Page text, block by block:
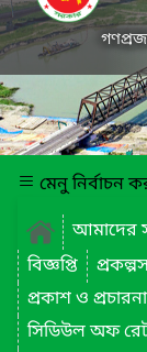
মেনু নির্বাচন
আমাদের
বিজ্ঞপ্তি
প্রকাশ ও প্রচারনা
সিডিউল অফ